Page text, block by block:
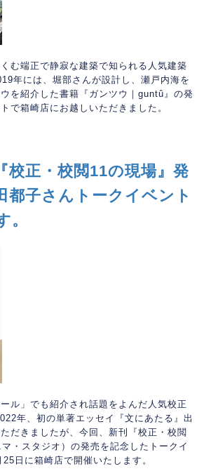
む端正で静寂な建築で知られる人気建築
年には、堀部さんが設計し、瀬戸内海を
を紹介した書籍『ガンツウ｜guntû』の発
で箱崎店にお越しいただきました。
校正・校閲11の現場』発
子さんトークイベント
。
ル」でも紹介され話題をよんだ人気校正
年、初の単著エッセイ『文にあたる』出
だきましたが、今回、新刊『校正・校閲
・スタジオ）の発売を記念したトークイ
日に箱崎店で開催いたします。